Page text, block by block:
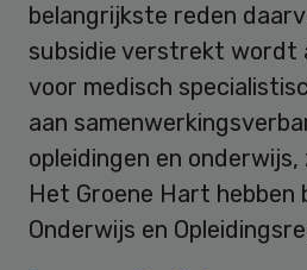
belangrijkste reden
subsidie verstrekt wordt
voor medisch
aan
opleidingen en onderwijs,
Het Groene Hart hebben
Onderwijs en